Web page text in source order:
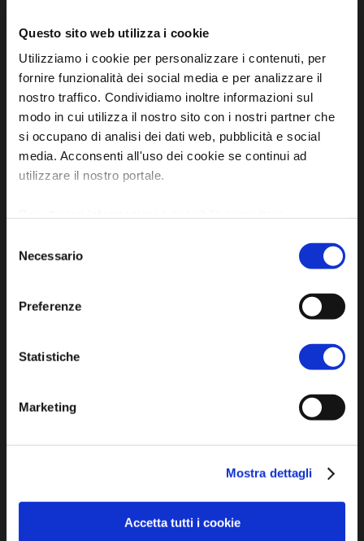
Questo sito web utilizza i cookie
Utilizziamo i cookie per personalizzare i contenuti, per
fornire funzionalità dei social media e per analizzare il
nostro traffico. Condividiamo inoltre informazioni sul
modo in cui utilizza il nostro sito con i nostri partner che
si occupano di analisi dei dati web, pubblicità e social
media. Acconsenti all'uso dei cookie se continui ad
utilizzare il nostro portale.
delNecessario
Preferenze
Statistiche
Marketing
Mostra dettagli
Accetta tutti i cookie
Iscriviti alla newsletter
Privacy policy
Cookie policy
SCOPRI
Ambiente e natura
ASSAPORA
Luoghi del gusto